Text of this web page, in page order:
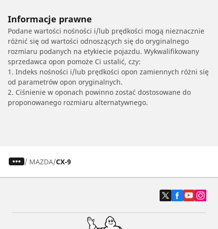
Informacje prawne
Podane wartości nośności i/lub prędkości mogą nieznacznie
różnić się od wartości odnoszących się do oryginalnego
rozmiaru podanych na etykiecie pojazdu. Wykwalifikowany
sprzedawca opon pomoże Ci ustalić, czy:
1. Indeks nośności i/lub prędkości opon zamiennych różni się
od parametrów opon oryginalnych.
2. Ciśnienie w oponach powinno zostać dostosowane do
proponowanego rozmiaru alternatywnego.
/ MAZDA CX-9